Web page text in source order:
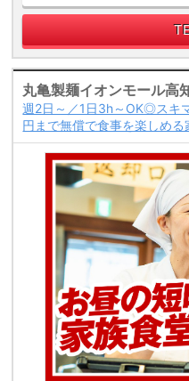
丸亀製麺イオンモール高
週2日～／1日3h～OK◎スキ
円まで無償で食事を楽しめる